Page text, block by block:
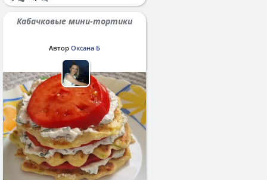
Кабачковые мини-тортики
Автор Оксана Б